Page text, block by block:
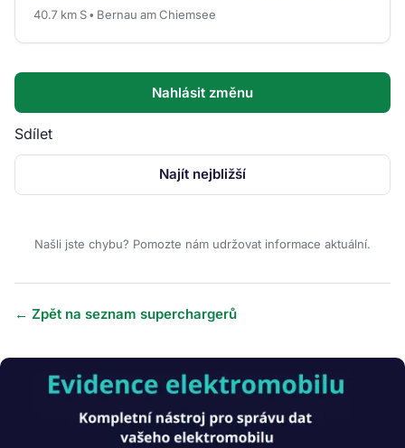
40.7 km S • Bernau am Chiemsee
Nahlásit změnu
Sdílet
Najít nejbližší
Našli jste chybu? Pomozte nám udržovat informace aktuální.
← Zpět na seznam superchargerů
Obrázek